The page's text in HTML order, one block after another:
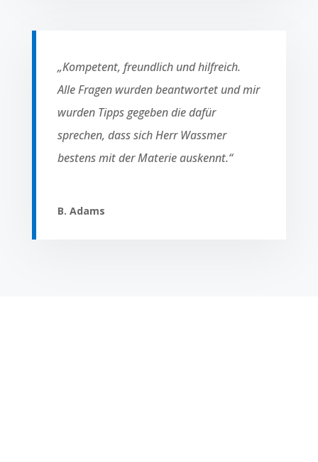
„Kompetent, freundlich und hilfreich.
Alle Fragen wurden beantwortet und mir
wurden Tipps gegeben die dafür
sprechen, dass sich Herr Wassmer
bestens mit der Materie auskennt.“
B. Adams